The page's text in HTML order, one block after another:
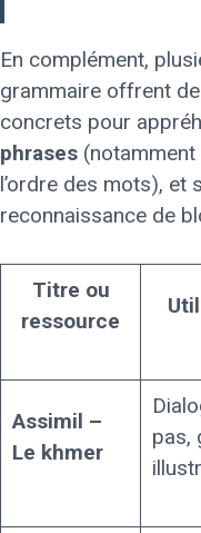
En complément,
grammaire offrent
concrets pour
phrases
l’ordre des mots), et
reconnaissance de
Titre ou
ressource
Assimil –
Le khmer
pas,